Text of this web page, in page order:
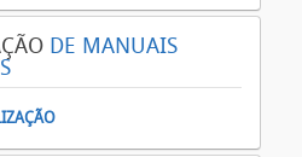
DE MANUAIS